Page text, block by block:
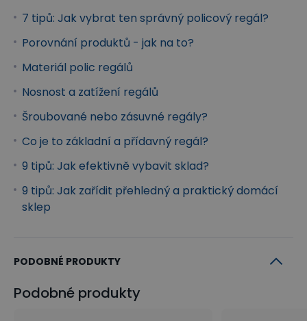
7 tipů: Jak vybrat ten správný policový regál?
Porovnání produktů - jak na to?
Materiál polic regálů
Nosnost a zatížení regálů
Šroubované nebo zásuvné regály?
Co je to základní a přídavný regál?
9 tipů: Jak efektivně vybavit sklad?
9 tipů: Jak zařídit přehledný a praktický domácí
sklep
PODOBNÉ PRODUKTY
Podobné produkty